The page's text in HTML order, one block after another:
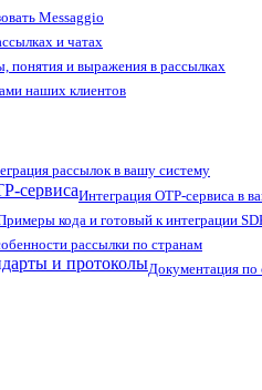
Messaggio
и чатах
понятия и выражения в рассылках
наших клиентов
рассылок в вашу систему
сервисаИнтеграция OTP-сервиса в
кода и готовый к интеграции
рассылки по странам
и протоколыДокументация по